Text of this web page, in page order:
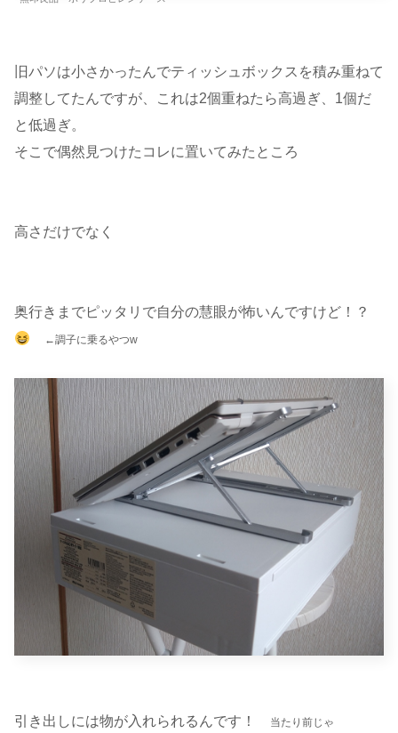
旧パソは小さかったんでティッシュボックスを積み重ねて
調整してたんですが、これは2個重ねたら高過ぎ、1個だ
と低過ぎ。
そこで偶然見つけたコレに置いてみたところ
高さだけでなく
奥行きまでピッタリで自分の慧眼が怖いんですけど！？
←調子に乗るやつw
引き出しには物が入れられるんです！ 当たり前じゃ